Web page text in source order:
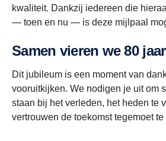
kwaliteit. Dankzij iedereen die
— toen en nu — is deze mijlpaal
Samen vieren we 80 jaar
Dit jubileum is een moment van
vooruitkijken. We nodigen je uit om
staan bij het verleden, het heden te
vertrouwen de toekomst tegemoet te